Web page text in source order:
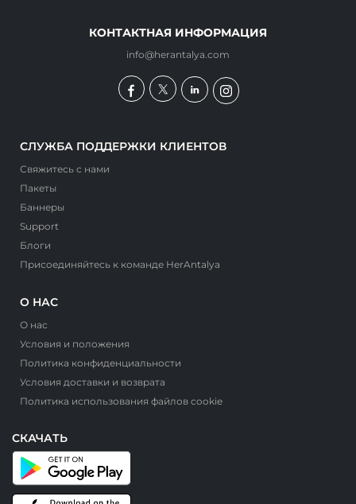
КОНТАКТНАЯ ИНФОРМАЦИЯ
info@herantalya.com
СЛУЖБА ПОДДЕРЖКИ КЛИЕНТОВ
Свяжитесь с нами
Пакеты
Баннеры
Support
Блоги
Присоединяйтесь к команде HerAntalya
О НАС
О нас
Условия и положения
Политика конфиденциальности
Условия доставки и возврата
Политика использования файлов cookie
СКАЧАТЬ